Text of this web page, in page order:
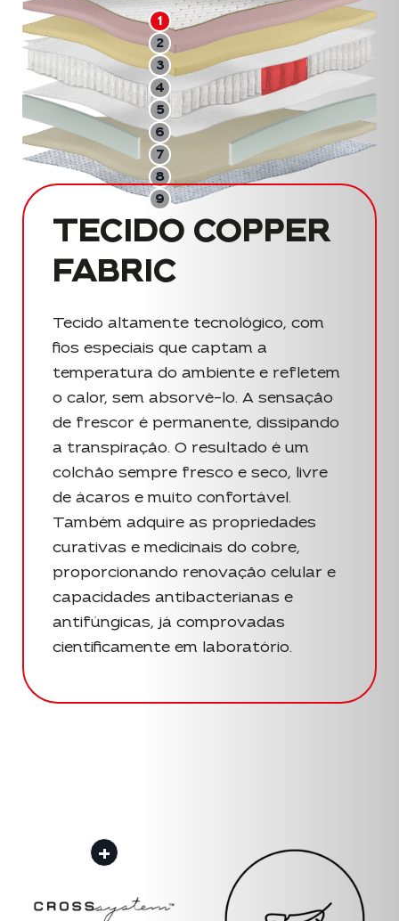
1
2
3
4
5
6
7
8
9
TECIDO COPPER
FABRIC
Tecido altamente tecnológico, com
fios especiais que captam a
temperatura do ambiente e refletem
o calor, sem absorvê-lo. A sensação
de frescor é permanente, dissipando
a transpiração. O resultado é um
colchão sempre fresco e seco, livre
de ácaros e muito confortável.
Também adquire as propriedades
curativas e medicinais do cobre,
proporcionando renovação celular e
capacidades antibacterianas e
antifúngicas, já comprovadas
cientificamente em laboratório.
+